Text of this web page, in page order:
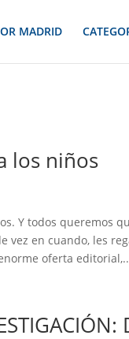
MADRID
los niños
Y todos queremos
vez en cuando, les
oferta